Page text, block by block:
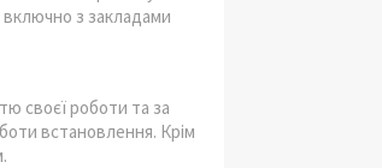
з закладами
своєї роботи та за
встановлення. Крім